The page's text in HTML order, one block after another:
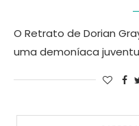
O Retrato de Dorian
uma demoníaca